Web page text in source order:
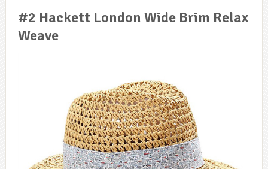
#2 Hackett London Wide Brim Relax
Weave